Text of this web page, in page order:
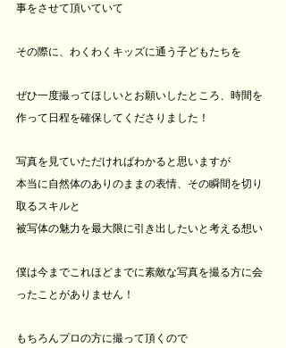
事をさせて頂いていて
その際に、わくわくキッズに通う子どもたちを
ぜひ一度撮ってほしいとお願いしたところ、時間を
作って日程を確保してくださりました！
写真を見ていただければわかると思いますが
本当に自然体のありのままの表情、その瞬間を切り
取るスキルと
被写体の魅力を最大限に引き出したいと考える想い
僕は今までこれほどまでに素敵な写真を撮る方に会
ったことがありません！
もちろんプロの方に撮って頂くので